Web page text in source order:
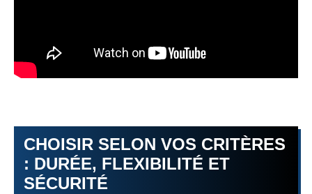
CHOISIR SELON VOS CRITÈRES
: DURÉE, FLEXIBILITÉ ET
SÉCURITÉ